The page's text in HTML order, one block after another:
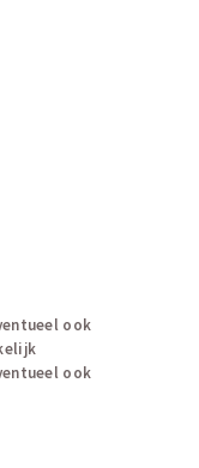
ook
ook